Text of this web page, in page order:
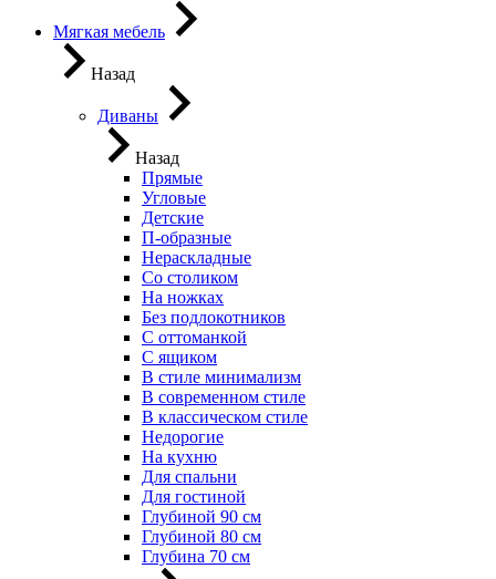
Мягкая мебель
Назад
Диваны
Назад
Прямые
Угловые
Детские
П-образные
Нераскладные
Со столиком
На ножках
Без подлокотников
С оттоманкой
С ящиком
В стиле минимализм
В современном стиле
В классическом стиле
Недорогие
На кухню
Для спальни
Для гостиной
Глубиной 90 см
Глубиной 80 см
Глубина 70 см